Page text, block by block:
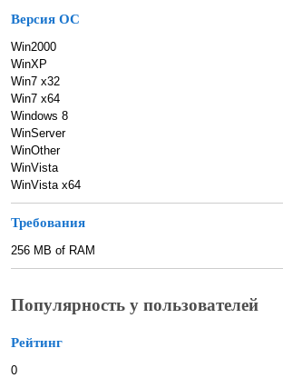
Версия ОС
Win2000
WinXP
Win7 x32
Win7 x64
Windows 8
WinServer
WinOther
WinVista
WinVista x64
Требования
256 MB of RAM
Популярность у пользователей
Рейтинг
0